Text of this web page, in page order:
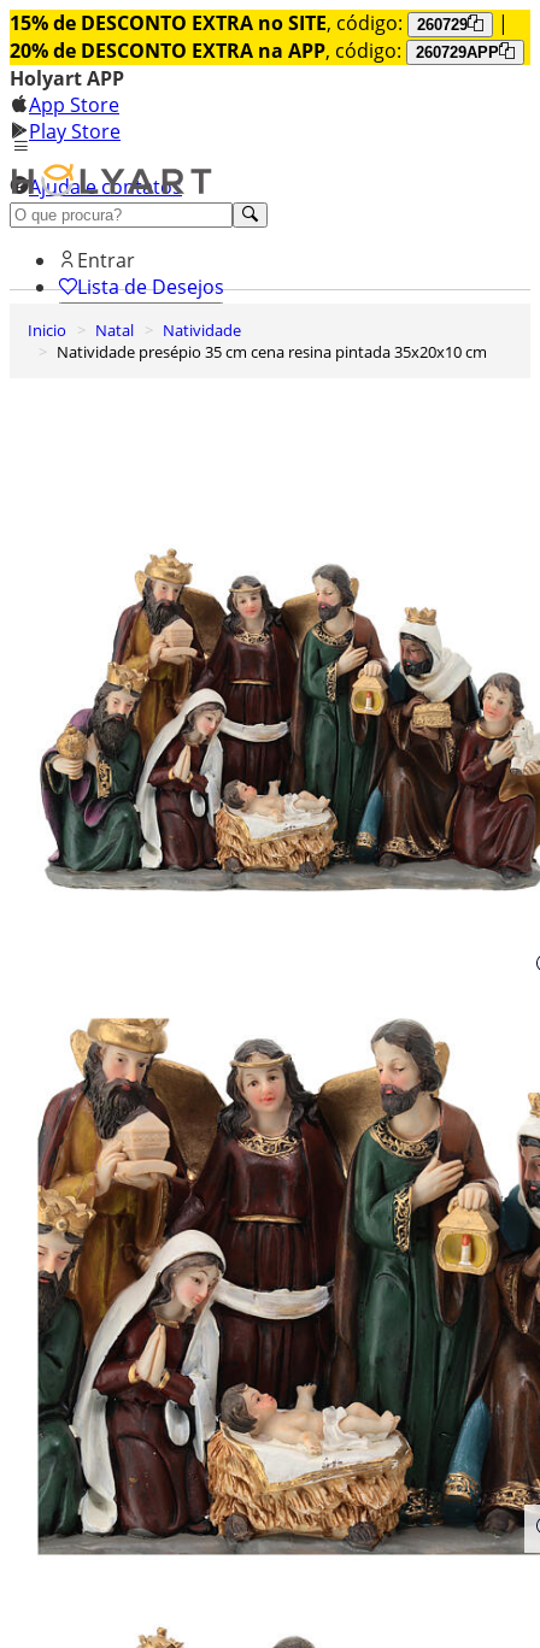
15% de DESCONTO EXTRA no SITE, código: 260729
|
20% de DESCONTO EXTRA na APP, código: 260729APP
Holyart APP
App Store
Play Store
Ajuda e contatos
Conheça premium
Entrar
Lista de Desejos
Carrinho de Compras
Inicio Natal
Natividade
Natividade presépio 35 cm cena resina pintada 35x20x10 cm